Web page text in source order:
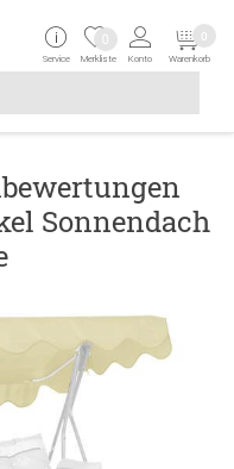
von 3 Buchstaben
Service Merkliste
0
Konto Warenkorb
0
Sonnendach